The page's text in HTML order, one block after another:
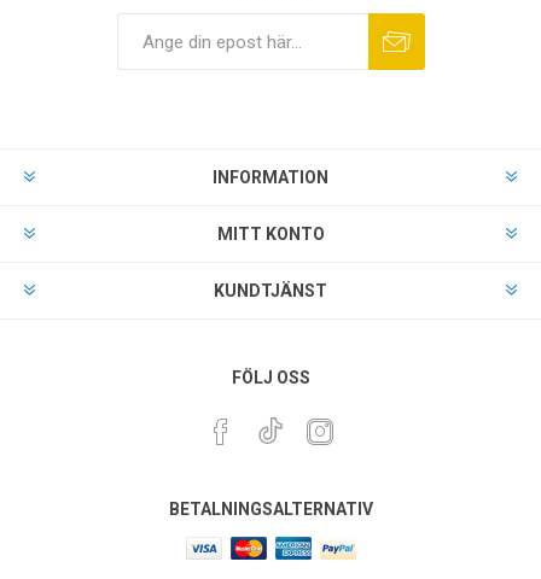
INFORMATION
MITT KONTO
KUNDTJÄNST
FÖLJ OSS
BETALNINGSALTERNATIV